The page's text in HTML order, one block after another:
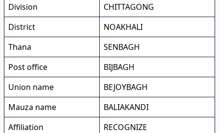
Division
CHITTAGONG
District
NOAKHALI
Thana
SENBAGH
Post office
BIJBAGH
Union name
BEJOYBAGH
Mauza name
BALIAKANDI
Affiliation
RECOGNIZE